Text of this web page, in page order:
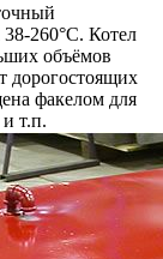
38-260°С. Котел
объёмов
дорогостоящих
факелом для
т.п.